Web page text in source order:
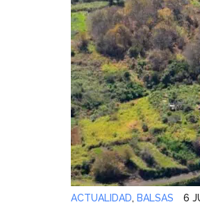
ACTUALIDAD, BALSAS 6